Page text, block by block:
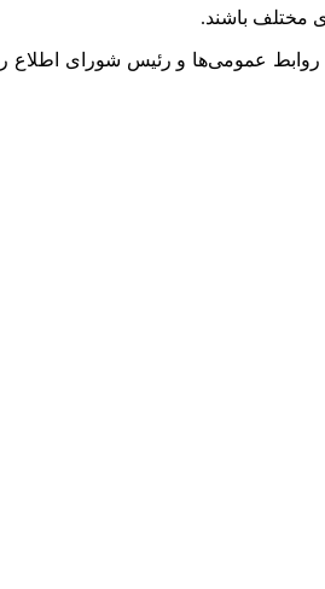
مختلف باشند.
عمومی‌ها و رئیس شورای اطلاع